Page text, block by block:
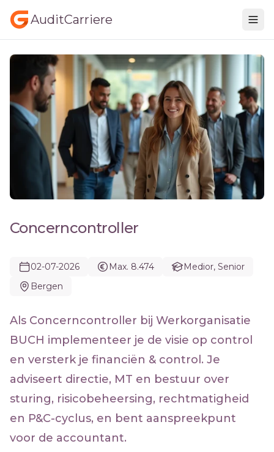
AuditCarriere
Concerncontroller
02-07-2026 Max. 8.474
Medior, Senior
Bergen
Als Concerncontroller bij Werkorganisatie
BUCH implementeer je de visie op control
en versterk je financiën & control. Je
adviseert directie, MT en bestuur over
sturing, risicobeheersing, rechtmatigheid
en P&C-cyclus, en bent aanspreekpunt
voor de accountant.